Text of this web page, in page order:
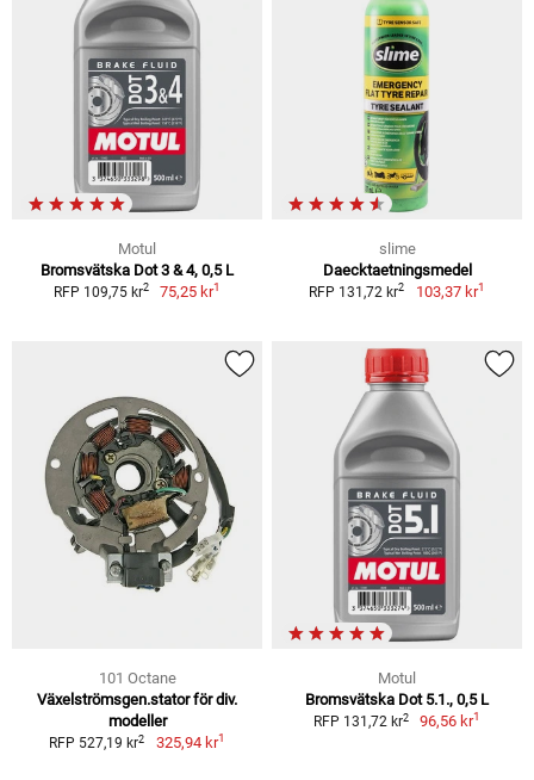
Motul
Bromsvätska Dot 3 & 4, 0,5 L
RFP 109,75 kr2 75,25 kr1
slime
Daecktaetningsmedel
RFP 131,72 kr2 103,37 kr1
101 Octane
Växelströmsgen.stator för div.
modeller
RFP 527,19 kr2 325,94 kr1
Motul
Bromsvätska Dot 5.1., 0,5 L
RFP 131,72 kr2 96,56 kr1